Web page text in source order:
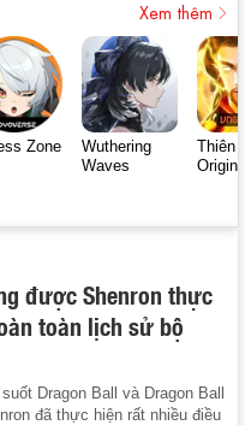
Xem thêm
Zone
Wuthering
Waves
Thiên
Origin
được Shenron thực
toàn lịch sử bộ
Dragon Ball và Dragon Ball
đã thực hiện rất nhiều điều